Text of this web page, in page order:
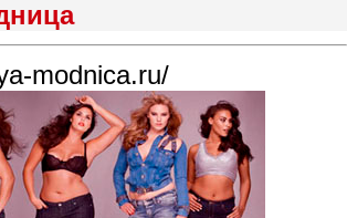
modnica.ru/